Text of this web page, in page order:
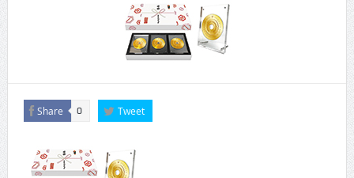
CINEMA×STYLE 287号
CINEMA×STYLE 286号
CINEMA×STYLE 294号
Share 0 Tweet